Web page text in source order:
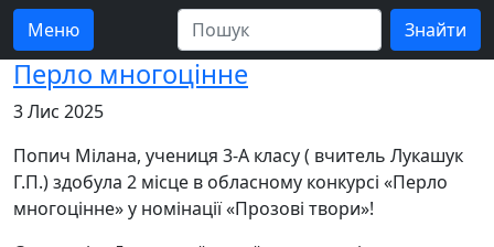
Меню
Перло многоцінне
3 Лис 2025
Попич Мілана, учениця 3-А класу ( вчитель Лукашук
Г.П.) здобула 2 місце в обласному конкурсі «Перло
многоцінне» у номінації «Прозові твори»!